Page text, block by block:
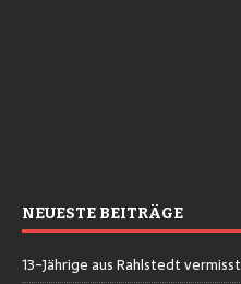
NEUESTE BEITRÄGE
13-Jährige aus Rahlstedt vermisst